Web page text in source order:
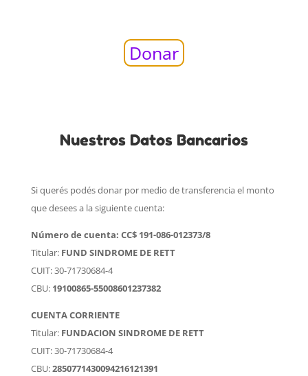
Donar
Nuestros Datos Bancarios
Si querés podés donar por medio de transferencia el monto
que desees a la siguiente cuenta:
Número de cuenta: CC$ 191-086-012373/8
Titular: FUND SINDROME DE RETT
CUIT: 30-71730684-4
CBU: 19100865-55008601237382
CUENTA CORRIENTE
Titular: FUNDACION SINDROME DE RETT
CUIT: 30-71730684-4
CBU:2850771430094216121391